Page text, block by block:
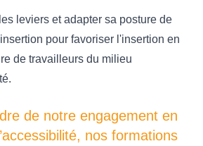
leviers et adapter sa posture de
pour favoriser l'insertion en
de travailleurs du milieu
de notre engagement en
nos formations